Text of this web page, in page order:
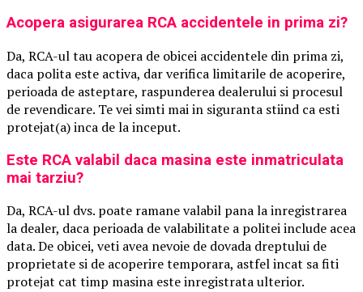
Acopera asigurarea RCA accidentele in prima zi?
Da, RCA-ul tau acopera de obicei accidentele din prima zi,
daca polita este activa, dar verifica limitarile de acoperire,
perioada de asteptare, raspunderea dealerului si procesul
de revendicare. Te vei simti mai in siguranta stiind ca esti
protejat(a) inca de la inceput.
Este RCA valabil daca masina este inmatriculata
mai tarziu?
Da, RCA-ul dvs. poate ramane valabil pana la inregistrarea
la dealer, daca perioada de valabilitate a politei include acea
data. De obicei, veti avea nevoie de dovada dreptului de
proprietate si de acoperire temporara, astfel incat sa fiti
protejat cat timp masina este inregistrata ulterior.